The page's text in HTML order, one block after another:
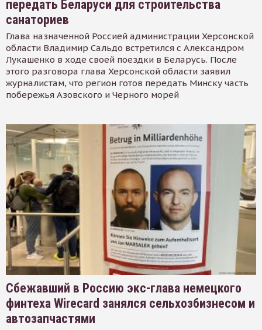
передать Беларуси для строительства
санаториев
Глава назначенной Россией администрации Херсонской
области Владимир Сальдо встретился с Александром
Лукашенко в ходе своей поездки в Беларусь. После
этого разговора глава Херсонской области заявил
журналистам, что регион готов передать Минску часть
побережья Азовского и Черного морей
Сбежавший в Россию экс-глава немецкого
финтеха Wirecard занялся сельхозбизнесом и
автозапчастями